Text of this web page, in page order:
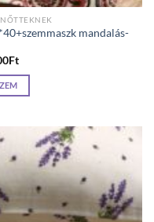
mandalás-
FtCurrent
is: